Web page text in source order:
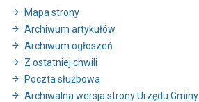
Mapa strony
Archiwum artykułów
Archiwum ogłoszeń
Z ostatniej chwili
Poczta służbowa
Archiwalna wersja strony Urzędu Gminy